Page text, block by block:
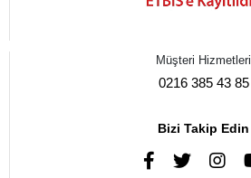
Müşteri Hizmetleri
0216 385 43 85
Bizi Takip Edin